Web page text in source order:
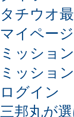
タチウオ
マイページ
ミッショ
ミッショ
ログイン
三邦丸が